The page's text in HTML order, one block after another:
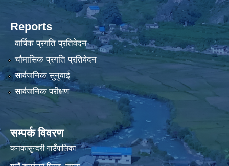
Reports
वार्षिक प्रगति प्रतिवेदन
चौमासिक प्रगति प्रतिवेदन
सार्वजनिक सुनुवाई
सार्वजनिक परीक्षण
सम्पर्क विवरण
कनकासुन्दरी गाउँपालिका